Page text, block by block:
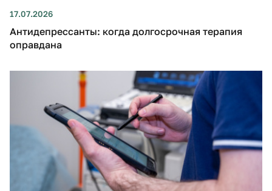
17.07.2026
Антидепрессанты: когда долгосрочная терапия
оправдана